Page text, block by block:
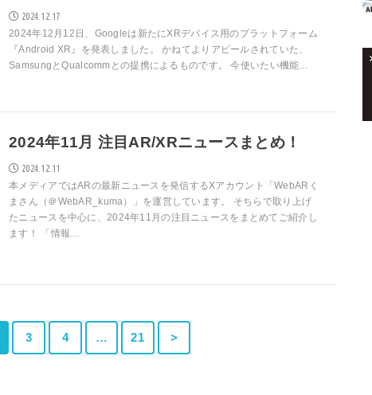
2024.12.17
2024年12月12日、Googleは新たにXRデバイス用のプラットフォーム
『Android XR』を発表しました。 かねてよりアピールされていた、
SamsungとQualcommとの提携によるものです。 今使いたい機能…
2024年11月 注目AR/XRニュースまとめ！
2024.12.11
本メディアではARの最新ニュースを発信するXアカウント「WebARく
まさん（＠WebAR_kuma）」を運営しています。 そちらで取り上げ
たニュースを中心に、2024年11月の注目ニュースをまとめてご紹介し
ます！ 「情報…
3 4 … 21 >